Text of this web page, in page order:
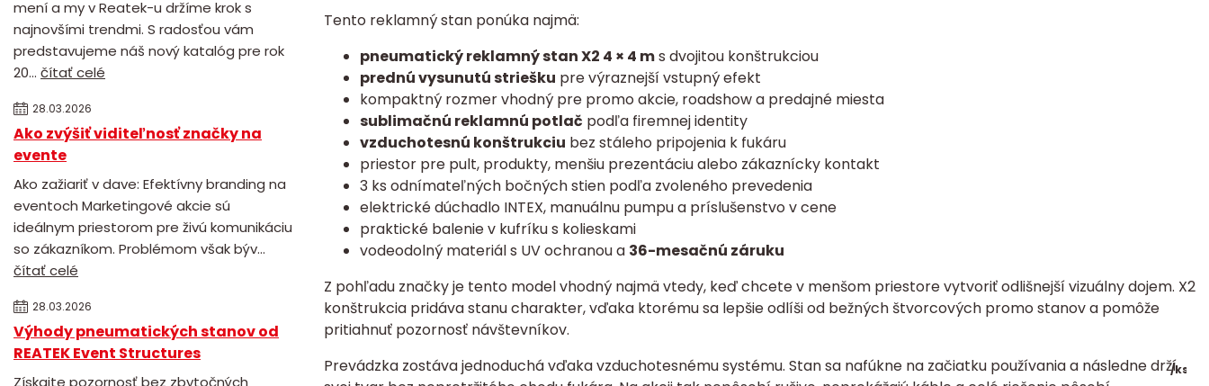
mení a my v Reatek-u držíme krok s
najnovšími trendmi. S radosťou vám
predstavujeme náš nový katalóg pre rok
20... čítať celé
28.03.2026
Ako zvýšiť viditeľnosť značky na
evente
Ako zažiariť v dave: Efektívny branding na
eventoch Marketingové akcie sú
ideálnym priestorom pre živú komunikáciu
so zákazníkom. Problémom však býv...
čítať celé
28.03.2026
Výhody pneumatických stanov od
REATEK Event Structures
Získajte pozornosť bez zbytočných
/ks
Tento reklamný stan ponúka najmä:
pneumatický reklamný stan X2 4 × 4 ms dvojitou konštrukciou
prednú vysunutú striešku pre výraznejší vstupný efekt
kompaktný rozmer vhodný pre promo akcie, roadshow a predajné miesta
sublimačnú reklamnú potlač podľa firemnej identity
vzduchotesnú konštrukciu bez stáleho pripojenia k fukáru
priestor pre pult, produkty, menšiu prezentáciu alebo zákaznícky kontakt
3 ks odnímateľných bočných stien podľa zvoleného prevedenia
elektrické dúchadlo INTEX, manuálnu pumpu a príslušenstvo v cene
praktické balenie v kufríku s kolieskami
vodeodolný materiál s UV ochranou a 36-mesačnú záruku
Z pohľadu značky je tento model vhodný najmä vtedy, keď chcete v menšom priestore vytvoriť odlišnejší vizuálny dojem. X2
konštrukcia pridáva stanu charakter, vďaka ktorému sa lepšie odlíši od bežných štvorcových promo stanov a pomôže
pritiahnuť pozornosť návštevníkov.
Prevádzka zostáva jednoduchá vďaka vzduchotesnému systému. Stan sa nafúkne na začiatku používania a následne drží